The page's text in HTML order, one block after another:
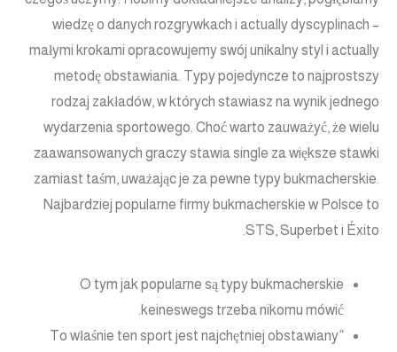
wiedzę o danych rozgrywkach i actually dyscyplinach –
małymi krokami opracowujemy swój unikalny styl i actually
metodę obstawiania. Typy pojedyncze to najprostszy
rodzaj zakładów, w których stawiasz na wynik jednego
wydarzenia sportowego. Choć warto zauważyć, że wielu
zaawansowanych graczy stawia single za większe stawki
zamiast taśm, uważając je za pewne typy bukmacherskie.
Najbardziej popularne firmy bukmacherskie w Polsce to
STS, Superbet i Éxito.
O tym jak popularne są typy bukmacherskie
keineswegs trzeba nikomu mówić.
To właśnie ten sport jest najchętniej obstawiany”